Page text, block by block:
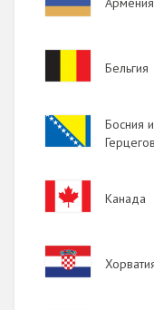
Бельгия
Image
Босния и
Image
Канада
Image